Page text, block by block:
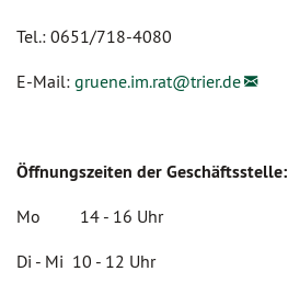
Tel.: 0651/718-4080
E-Mail: gruene.im.rat@trier.de
Öffnungszeiten der Geschäftsstelle:
Mo 14 - 16 Uhr
Di - Mi 10 - 12 Uhr